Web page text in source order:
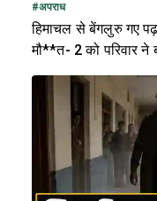
#अपराध
हिमाचल से बेंगलुरु गए
मौ**त- 2 को परिवार ने